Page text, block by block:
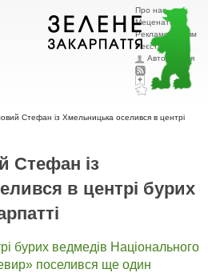
Стефан із Хмельницька оселився в центрі
Стефан із
в центрі бурих
бурих ведмедів Національного
поселився ще один
Про нас
Меценатам
Рекламодавцям
Реєстрація
Авторизація
Ландшафтний